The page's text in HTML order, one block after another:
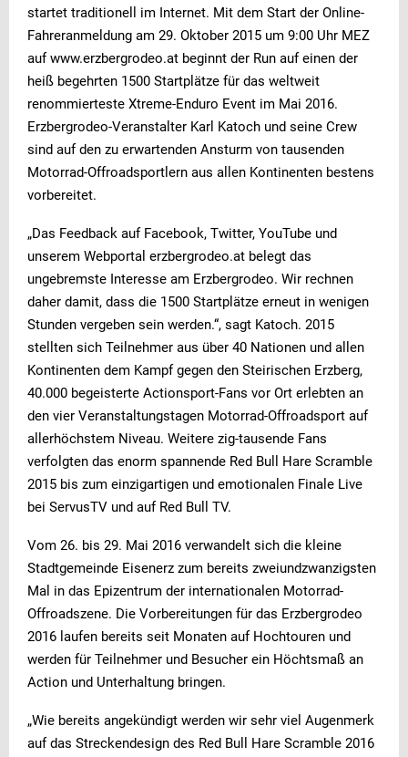
startet traditionell im Internet. Mit dem Start der Online-
Fahreranmeldung am 29. Oktober 2015 um 9:00 Uhr MEZ
auf www.erzbergrodeo.at beginnt der Run auf einen der
heiß begehrten 1500 Startplätze für das weltweit
renommierteste Xtreme-Enduro Event im Mai 2016.
Erzbergrodeo-Veranstalter Karl Katoch und seine Crew
sind auf den zu erwartenden Ansturm von tausenden
Motorrad-Offroadsportlern aus allen Kontinenten bestens
vorbereitet.
„Das Feedback auf Facebook, Twitter, YouTube und
unserem Webportal erzbergrodeo.at belegt das
ungebremste Interesse am Erzbergrodeo. Wir rechnen
daher damit, dass die 1500 Startplätze erneut in wenigen
Stunden vergeben sein werden.“, sagt Katoch. 2015
stellten sich Teilnehmer aus über 40 Nationen und allen
Kontinenten dem Kampf gegen den Steirischen Erzberg,
40.000 begeisterte Actionsport-Fans vor Ort erlebten an
den vier Veranstaltungstagen Motorrad-Offroadsport auf
allerhöchstem Niveau. Weitere zig-tausende Fans
verfolgten das enorm spannende Red Bull Hare Scramble
2015 bis zum einzigartigen und emotionalen Finale Live
bei ServusTV und auf Red Bull TV.
Vom 26. bis 29. Mai 2016 verwandelt sich die kleine
Stadtgemeinde Eisenerz zum bereits zweiundzwanzigsten
Mal in das Epizentrum der internationalen Motorrad-
Offroadszene. Die Vorbereitungen für das Erzbergrodeo
2016 laufen bereits seit Monaten auf Hochtouren und
werden für Teilnehmer und Besucher ein Höchtsmaß an
Action und Unterhaltung bringen.
„Wie bereits angekündigt werden wir sehr viel Augenmerk
auf das Streckendesign des Red Bull Hare Scramble 2016